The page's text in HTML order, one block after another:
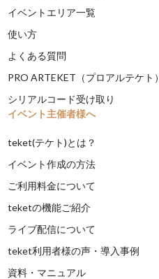
イベントエリア一覧
使い方
よくある質問
PRO ARTEKET（プロアルテケト）
シリアルコード受け取り
イベント主催者様へ
teket(テケト)とは？
イベント作成の方法
ご利用料金について
teketの機能ご紹介
ライブ配信について
teket利用者様の声・導入事例
資料・マニュアル